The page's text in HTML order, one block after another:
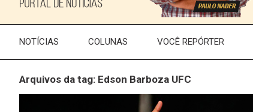
NOTÍCIAS COLUNAS VOCÊ REPÓRTER
Arquivos da tag: Edson Barboza UFC